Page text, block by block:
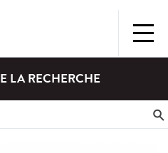
LA RECHERCHE